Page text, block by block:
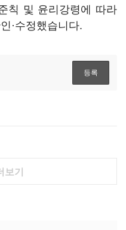
칙 및 윤리강령에 따라
·수정했습니다.
보기